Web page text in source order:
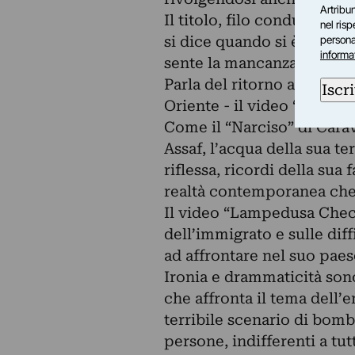
Il titolo, filo conduttore di
si dice quando si è riuniti
sente la mancanza.
Parla del ritorno a
Oriente - il video
Come il “Narciso” di
Assaf, l’acqua della sua
riflessa, ricordi della sua
realtà contemporanea
Il video “Lampedusa
dell’immigrato e sulle
ad affrontare nel suo
Ironia e drammaticità
che affronta il tema
terribile scenario di
persone, indifferenti a
nel